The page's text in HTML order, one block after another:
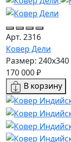
Арт. 2316
Ковер Дели
Размер: 240x340
170 000 ₽
В корзину